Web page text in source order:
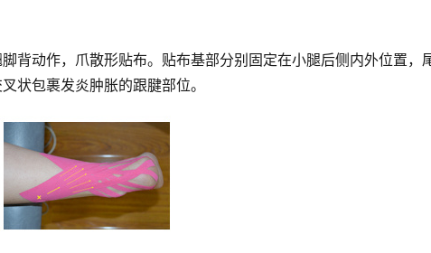
背动作，爪散形贴布。贴布基部分别固定在小腿后侧内外位置，
状包裹发炎肿胀的跟腱部位。